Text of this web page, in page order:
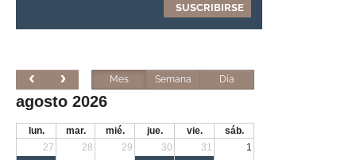
Mes Semana Día
agosto 2026
lun. mar. mié. jue. vie.
sáb.
27
28 29 30 31 1